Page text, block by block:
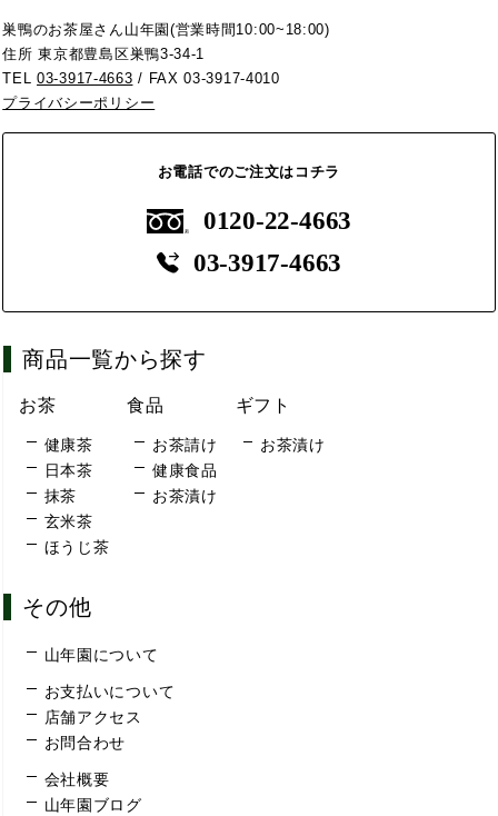
巣鴨のお茶屋さん山年園(営業時間10:00~18:00)
住所 東京都豊島区巣鴨3-34-1
TEL03-3917-4663 / FAX 03-3917-4010
プライバシーポリシー
お電話でのご注文はコチラ
0120-22-4663
03-3917-4663
商品一覧から探す
お茶
健康茶
日本茶
抹茶
玄米茶
ほうじ茶
食品
お茶請け
健康食品
お茶漬け
ギフト
お茶漬け
その他
山年園について
お支払いについて
店舗アクセス
お問合わせ
会社概要
山年園ブログ